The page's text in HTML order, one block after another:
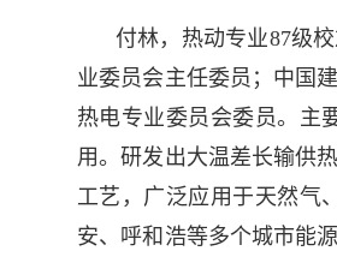
付林，热动专业87级
业委员会主任委员；中国
热电专业委员会委员。主
用。研发出大温差长输供
工艺，广泛应用于天然气
安、呼和浩等多个城市能